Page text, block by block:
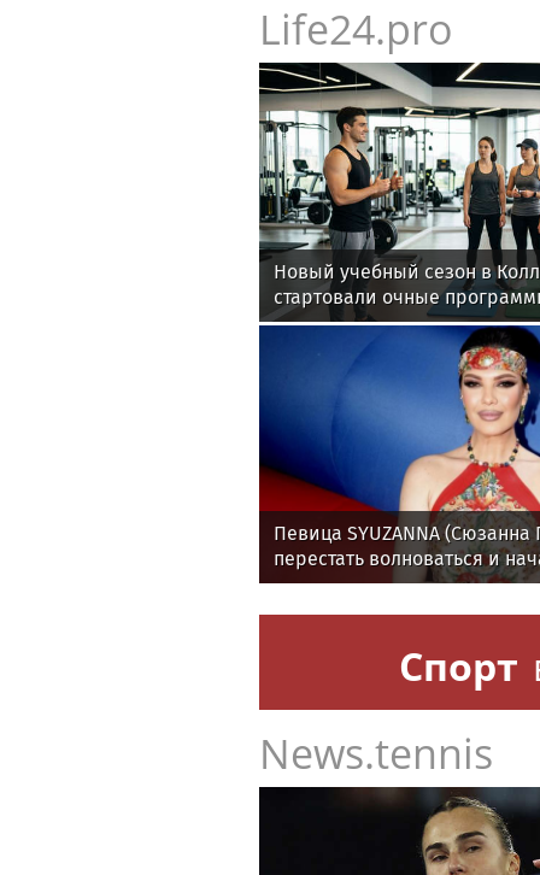
Life24.pro
Новый учебный сезон в
стартовали очные
фитнес-тренеров и
Певица SYUZANNA (Сюзанна
перестать волноваться и
спокойно
Спорт
News.tennis